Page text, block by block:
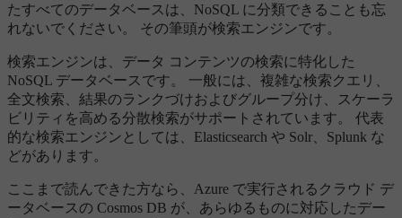
たすべてのデータベースは、NoSQL に分類できることも忘
れないでください。 その筆頭が検索エンジンです。
検索エンジンは、データ コンテンツの検索に特化した
NoSQL データベースです。 一般には、複雑な検索クエリ、
全文検索、結果のランクづけおよびグループ分け、スケーラ
ビリティを高める分散検索がサポートされています。 代表
的な検索エンジンとしては、Elasticsearch や Solr、Splunk な
どがあります。
ここまで読んできた方なら、Azure で実行されるクラウド デ
ータベースの Cosmos DB が、あらゆるものに対応したデー